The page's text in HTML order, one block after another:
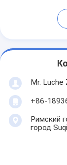
Mr. Luche
+86-
Римский
город